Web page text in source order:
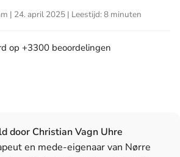
| 24. april 2025 | Leestijd: 8 minuten
op +3300 beoordelingen
door Christian Vagn Uhre
en mede-eigenaar van Nørre